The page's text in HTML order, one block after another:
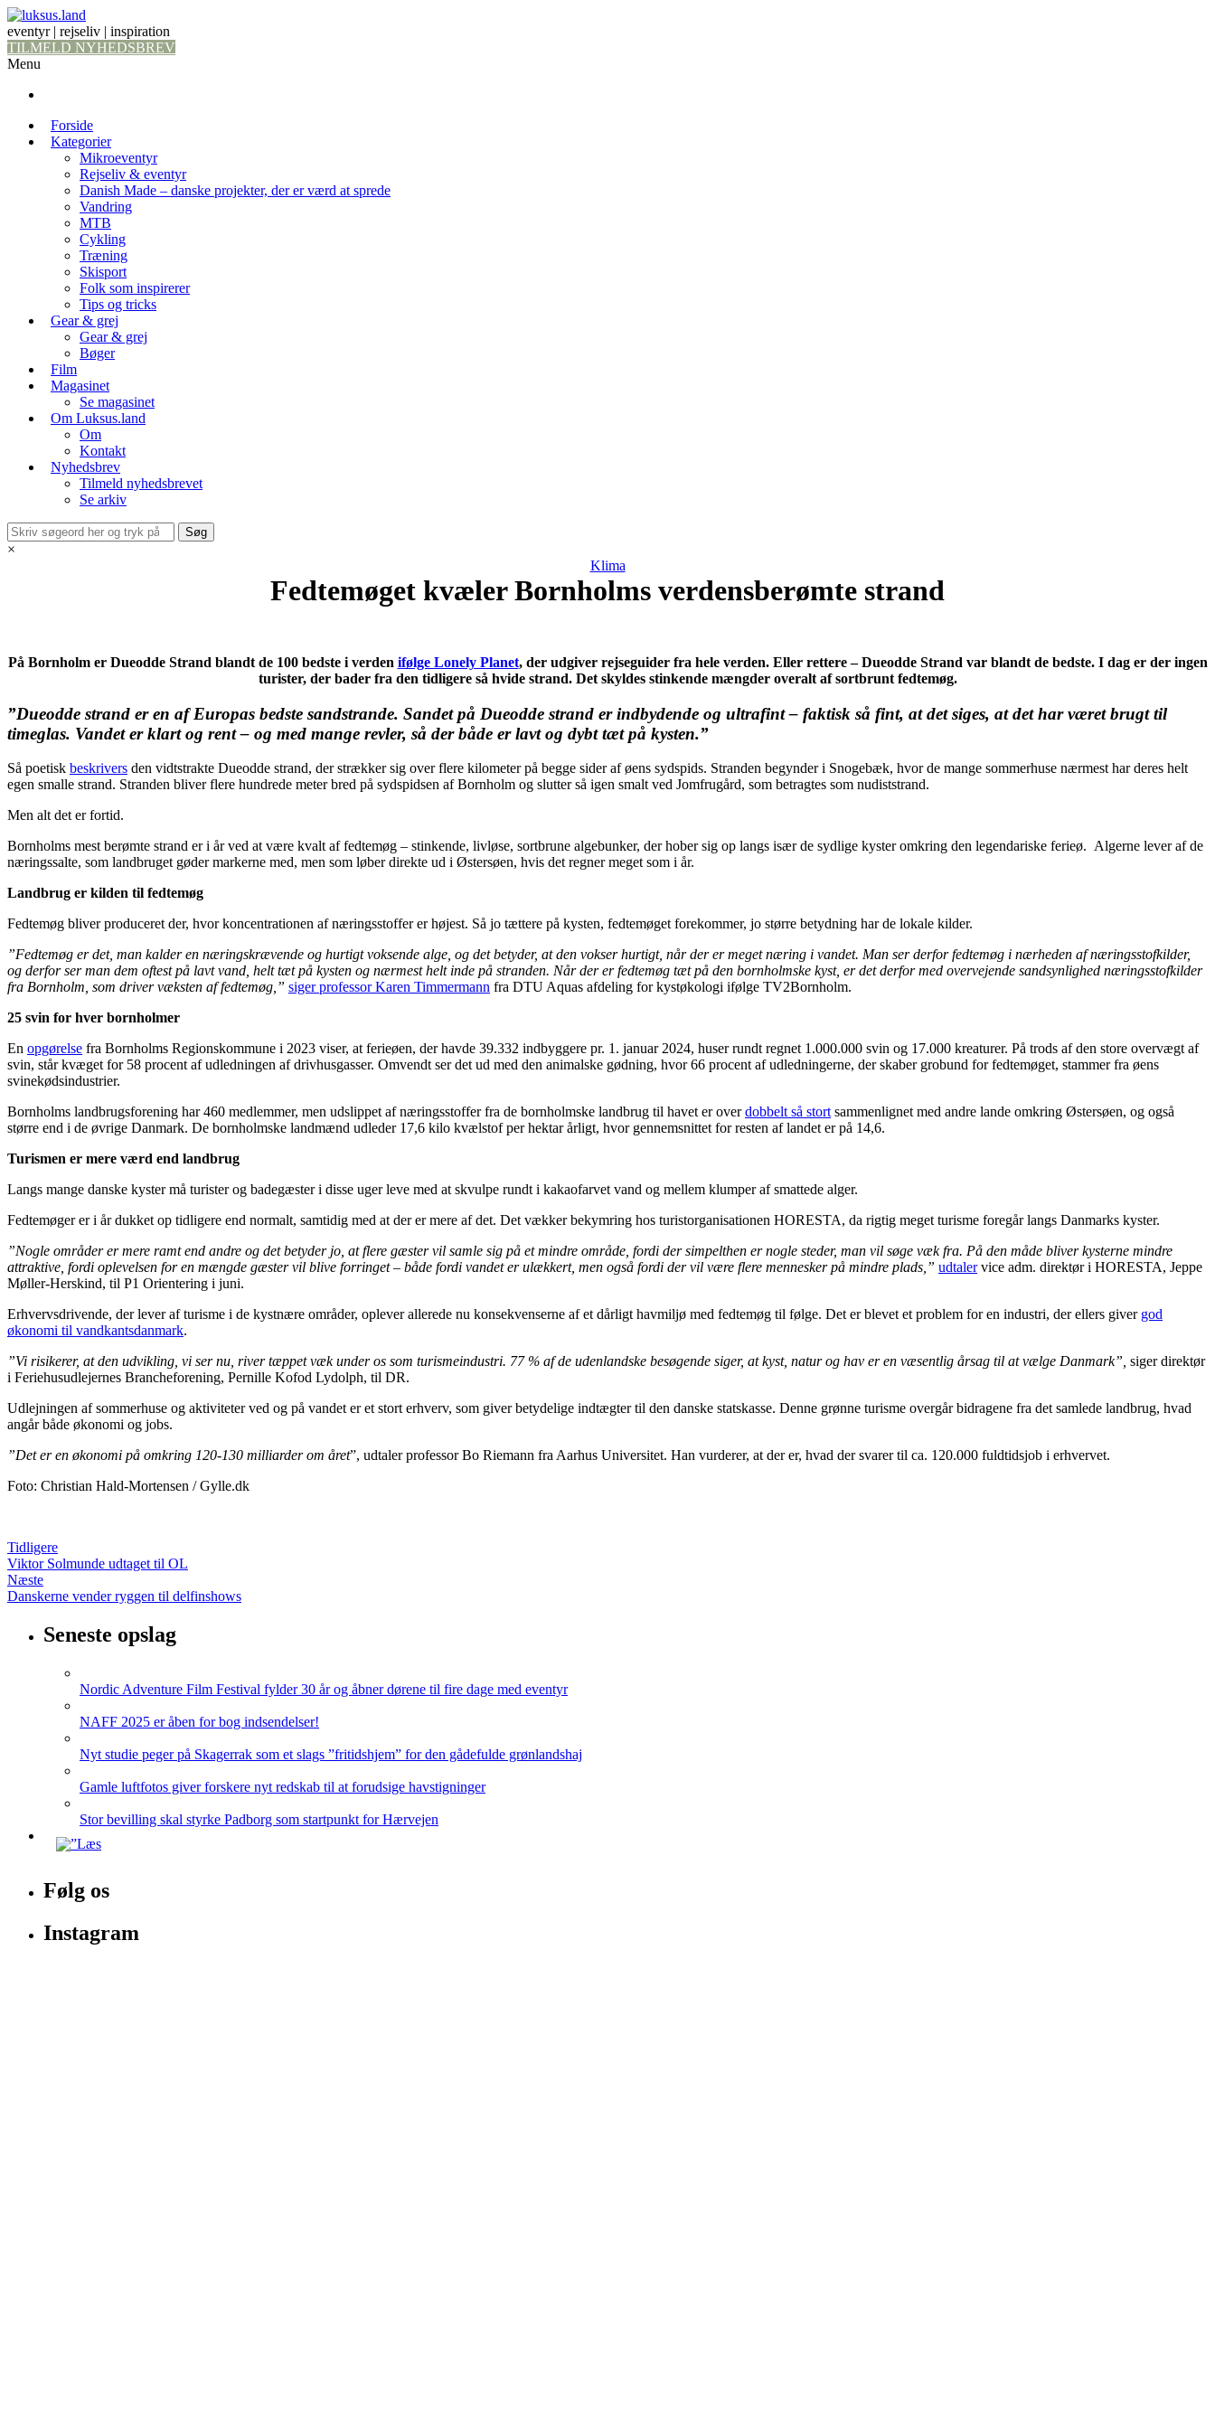
eventyr | rejseliv | inspiration
TILMELD NYHEDSBREV
Menu
Forside
Kategorier
Mikroeventyr
Rejseliv & eventyr
Danish Made – danske projekter, der er værd at sprede
Vandring
MTB
Cykling
Træning
Skisport
Folk som inspirerer
Tips og tricks
Gear & grej
Gear & grej
Bøger
Film
Magasinet
Se magasinet
Om Luksus.land
Om
Kontakt
Nyhedsbrev
Tilmeld nyhedsbrevet
Se arkiv
×
Klima
Fedtemøget kvæler Bornholms verdensberømte strand
På Bornholm er Dueodde Strand blandt de 100 bedste i verden ifølge Lonely Planet, der udgiver rejseguider fra hele verden. Eller rettere – Dueodde Strand var blandt de bedste. I dag er der ingen
turister, der bader fra den tidligere så hvide strand. Det skyldes stinkende mængder overalt af sortbrunt fedtemøg.
”Dueodde strand er en af Europas bedste sandstrande. Sandet på Dueodde strand er indbydende og ultrafint – faktisk så fint, at det siges, at det har været brugt til
timeglas. Vandet er klart og rent – og med mange revler, så der både er lavt og dybt tæt på kysten.”
Så poetisk beskrivers den vidtstrakte Dueodde strand, der strækker sig over flere kilometer på begge sider af øens sydspids. Stranden begynder i Snogebæk, hvor de mange sommerhuse nærmest har deres helt
egen smalle strand. Stranden bliver flere hundrede meter bred på sydspidsen af Bornholm og slutter så igen smalt ved Jomfrugård, som betragtes som nudiststrand.
Men alt det er fortid.
Bornholms mest berømte strand er i år ved at være kvalt af fedtemøg – stinkende, livløse, sortbrune algebunker, der hober sig op langs især de sydlige kyster omkring den legendariske ferieø. Algerne lever af de
næringssalte, som landbruget gøder markerne med, men som løber direkte ud i Østersøen, hvis det regner meget som i år.
Landbrug er kilden til fedtemøg
Fedtemøg bliver produceret der, hvor koncentrationen af næringsstoffer er højest. Så jo tættere på kysten, fedtemøget forekommer, jo større betydning har de lokale kilder.
”Fedtemøg er det, man kalder en næringskrævende og hurtigt voksende alge, og det betyder, at den vokser hurtigt, når der er meget næring i vandet. Man ser derfor fedtemøg i nærheden af næringsstofkilder,
og derfor ser man dem oftest på lavt vand, helt tæt på kysten og nærmest helt inde på stranden. Når der er fedtemøg tæt på den bornholmske kyst, er det derfor med overvejende sandsynlighed næringsstofkilder
fra Bornholm, som driver væksten af fedtemøg,” siger professor Karen Timmermann fra DTU Aquas afdeling for kystøkologi ifølge TV2Bornholm.
25 svin for hver bornholmer
En opgørelse fra Bornholms Regionskommune i 2023 viser, at ferieøen, der havde 39.332 indbyggere pr. 1. januar 2024, huser rundt regnet 1.000.000 svin og 17.000 kreaturer. På trods af den store overvægt af
svin, står kvæget for 58 procent af udledningen af drivhusgasser. Omvendt ser det ud med den animalske gødning, hvor 66 procent af udledningerne, der skaber grobund for fedtemøget, stammer fra øens
svinekødsindustrier.
Bornholms landbrugsforening har 460 medlemmer, men udslippet af næringsstoffer fra de bornholmske landbrug til havet er overdobbelt så stortsammenlignet med andre lande omkring Østersøen, og også
større end i de øvrige Danmark. De bornholmske landmænd udleder 17,6 kilo kvælstof per hektar årligt, hvor gennemsnittet for resten af landet er på 14,6.
Turismen er mere værd end landbrug
Langs mange danske kyster må turister og badegæster i disse uger leve med at skvulpe rundt i kakaofarvet vand og mellem klumper af smattede alger.
Fedtemøger er i år dukket op tidligere end normalt, samtidig med at der er mere af det. Det vækker bekymring hos turistorganisationen HORESTA, da rigtig meget turisme foregår langs Danmarks kyster.
”Nogle områder er mere ramt end andre og det betyder jo, at flere gæster vil samle sig på et mindre område, fordi der simpelthen er nogle steder, man vil søge væk fra. På den måde bliver kysterne mindre
attraktive, fordi oplevelsen for en mængde gæster vil blive forringet – både fordi vandet er ulækkert, men også fordi der vil være flere mennesker på mindre plads,” udtalervice adm. direktør i HORESTA, Jeppe
Møller-Herskind, til P1 Orientering i juni.
Erhvervsdrivende, der lever af turisme i de kystnære områder, oplever allerede nu konsekvenserne af et dårligt havmiljø med fedtemøg til følge. Det er blevet et problem for en industri, der ellers giver god
økonomi til vandkantsdanmark.
”Vi risikerer, at den udvikling, vi ser nu, river tæppet væk under os som turismeindustri. 77 % af de udenlandske besøgende siger, at kyst, natur og hav er en væsentlig årsag til at vælge Danmark”, siger direktør
i Feriehusudlejernes Brancheforening, Pernille Kofod Lydolph, til DR.
Udlejningen af sommerhuse og aktiviteter ved og på vandet er et stort erhverv, som giver betydelige indtægter til den danske statskasse. Denne grønne turisme overgår bidragene fra det samlede landbrug, hvad
angår både økonomi og jobs.
”Det er en økonomi på omkring 120-130 milliarder om året”, udtaler professor Bo Riemann fra Aarhus Universitet. Han vurderer, at der er, hvad der svarer til ca. 120.000 fuldtidsjob i erhvervet.
Foto: Christian Hald-Mortensen / Gylle.dk
Tidligere
Viktor Solmunde udtaget til OL
Næste
Danskerne vender ryggen til delfinshows
Seneste opslag
Nordic Adventure Film Festival fylder 30 år og åbner dørene til fire dage med eventyr
NAFF 2025 er åben for bog indsendelser!
Nyt studie peger på Skagerrak som et slags ”fritidshjem” for den gådefulde grønlandshaj
Gamle luftfotos giver forskere nyt redskab til at forudsige havstigninger
Stor bevilling skal styrke Padborg som startpunkt for Hærvejen
Følg os
Instagram